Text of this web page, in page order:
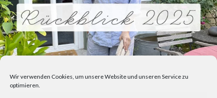
Wir verwenden Cookies, um unsere Website und unseren Service zu
optimieren.